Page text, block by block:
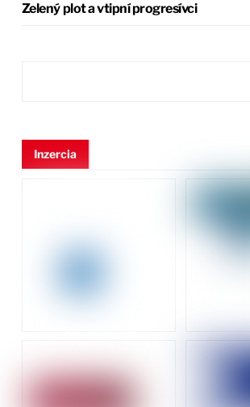
Zelený plot a vtipní progresívci
Inzercia